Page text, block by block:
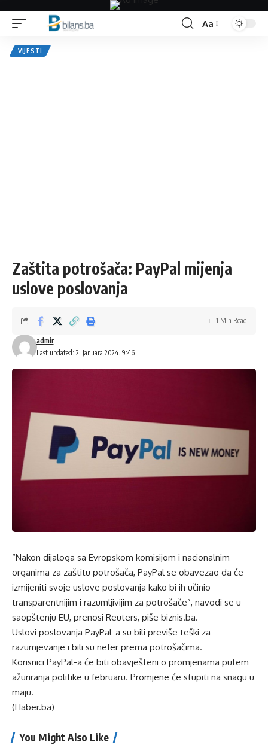
Font
Aa
VIJESTI
Zaštita potrošača: PayPal mijenja
uslove poslovanja
Last updated: 2. Januara 2024. 9:46
admir
1 Min Read
“Nakon dijaloga sa Evropskom komisijom i nacionalnim
organima za zaštitu potrošača, PayPal se obavezao da će
izmijeniti svoje uslove poslovanja kako bi ih učinio
transparentnijim i razumljivijim za potrošače”, navodi se u
saopštenju EU, prenosi Reuters, piše biznis.ba.
Uslovi poslovanja PayPal-a su bili previše teški za
razumjevanje i bili su nefer prema potrošačima.
Korisnici PayPal-a će biti obavješteni o promjenama putem
ažuriranja politike u februaru. Promjene će stupiti na snagu u
maju.
(Haber.ba)
You Might Also Like